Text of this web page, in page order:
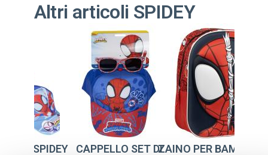
Altri articoli SPIDEY
SET DIZAINO PER BAMBINI O 3DCAPPELLO O